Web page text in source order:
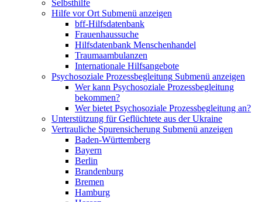
Selbsthilfe
Hilfe vor Ort Submenü anzeigen
bff-Hilfsdatenbank
Frauenhaussuche
Hilfsdatenbank Menschenhandel
Traumaambulanzen
Internationale Hilfsangebote
Psychosoziale Prozessbegleitung Submenü anzeigen
Wer kann Psychosoziale Prozessbegleitung
bekommen?
Wer bietet Psychosoziale Prozessbegleitung an?
Unterstützung für Geflüchtete aus der Ukraine
Vertrauliche Spurensicherung Submenü anzeigen
Baden-Württemberg
Bayern
Berlin
Brandenburg
Bremen
Hamburg